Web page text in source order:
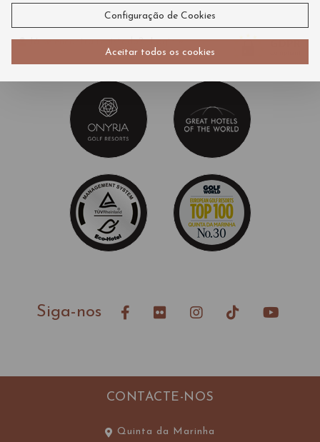
Já se encontra registado? Login»
Siga-nos
CONTACTE-NOS
Quinta da Marinha
Configuração de Cookies
Aceitar todos os cookies